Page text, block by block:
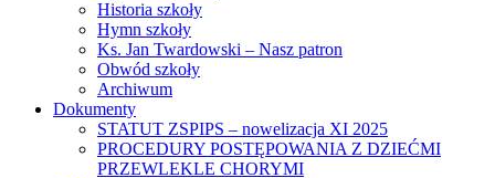
Historia szkoły
Hymn szkoły
Ks. Jan Twardowski – Nasz patron
Obwód szkoły
Archiwum
Dokumenty
STATUT ZSPIPS – nowelizacja XI 2025
PROCEDURY POSTĘPOWANIA Z DZIEĆMI
PRZEWLEKLE CHORYMI